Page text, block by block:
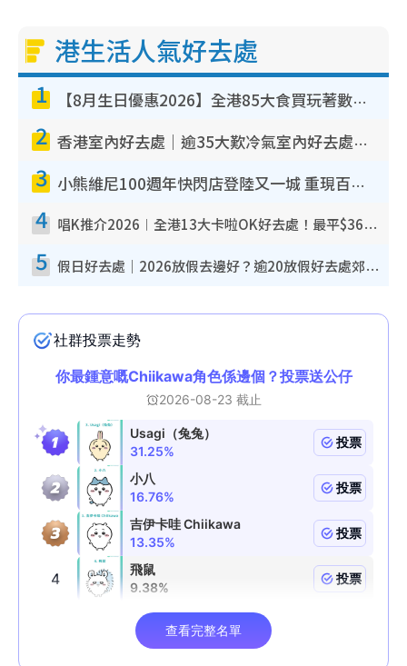
港生活人氣好去處
1 【8月生日優惠2026】全港85大食買玩著數攻略 自助餐/火鍋放題同行免費＋誠品/DONKI送現金券
2 香港室內好去處｜逾35大歎冷氣室內好去處推介 室內活動免費避雨無懼落雨
3 小熊維尼100週年快閃店登陸又一城 重現百畝森林經典場景／獨家限定盲盒登場／專屬DIY香水
4 唱K推介2026︱全港13大卡啦OK好去處！最平$36起 日文K都有！(附地址+收費詳情)
5 假日好去處｜2026放假去邊好？逾20放假好去處郊外/秘景 休閒半日或一日遊